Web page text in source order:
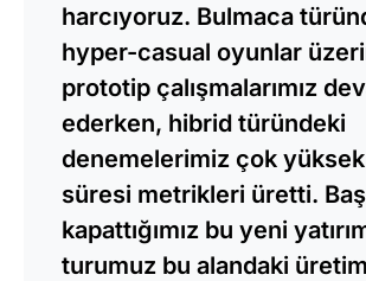
harcıyoruz. Bulmaca
hyper-casual oyunlar
prototip çalışmalarımız
ederken, hibrid türündeki
denemelerimiz çok
süresi metrikleri üretti.
kapattığımız bu yeni
turumuz bu alandaki üretim